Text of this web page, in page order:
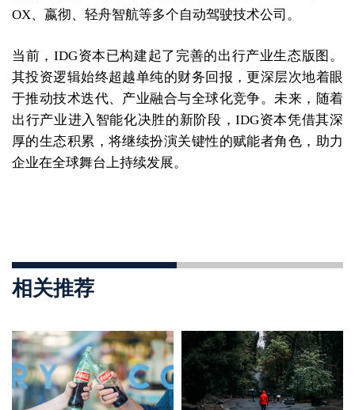
OX、嬴彻、轻舟智航等多个自动驾驶技术公司。
当前，IDG资本已构建起了完善的出行产业生态版图。
其投资逻辑始终超越单纯的财务回报，更深层次地着眼
于推动技术迭代、产业融合与全球化竞争。未来，随着
出行产业进入智能化决胜的新阶段，IDG资本凭借其深
厚的生态积累，将继续扮演关键性的赋能者角色，助力
企业在全球舞台上持续发展。
相关推荐